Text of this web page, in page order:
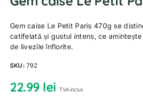
Gem caise Le Petit Paris 470g se
catifelată și gustul intens, ce
de livezile înflorite.
SKU:792
22.99 lei TVA inclus